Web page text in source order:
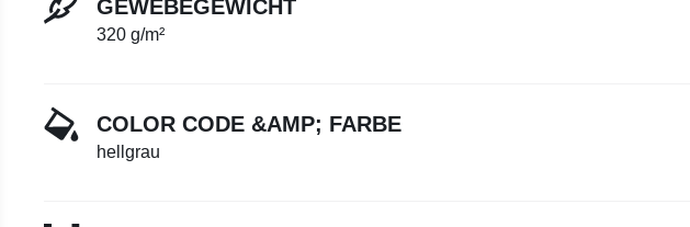
GEWEBEGEWICHT
320 g/m²
COLOR CODE &AMP; FARBE
hellgrau